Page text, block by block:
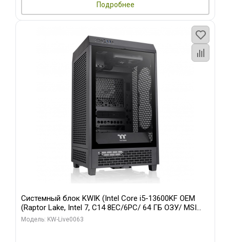
Подробнее
Системный блок KWIK (Intel Core i5-13600KF OEM
(Raptor Lake, Intel 7, C14 8EC/6PC/ 64 ГБ ОЗУ/ MSI
RTX5080 VENTUS 3X OC 16GB GDDR7 256bit 3xDP
Модель: KW-Live0063